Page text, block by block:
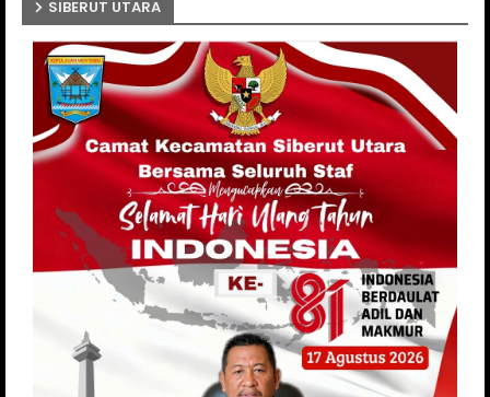
SIBERUT UTARA